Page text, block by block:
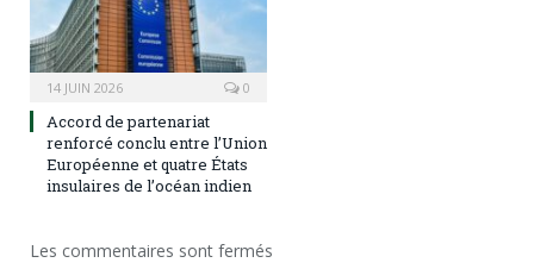
14 JUIN 2026 0
Accord de partenariat
renforcé conclu entre l’Union
Européenne et quatre États
insulaires de l’océan indien
Les commentaires sont fermés